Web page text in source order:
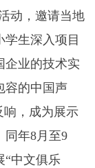
动，邀请当地
生深入项目
企业的技术实
容的中国声
响，成为展示
同年8月至9
“中文俱乐